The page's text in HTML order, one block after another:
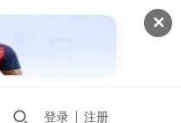
✕
登录 注册